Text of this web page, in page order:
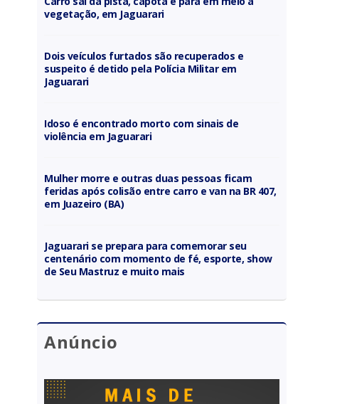
vegetação, em Jaguarari
Dois veículos furtados são recuperados e
suspeito é detido pela Polícia Militar em
Jaguarari
Idoso é encontrado morto com sinais de
violência em Jaguarari
Mulher morre e outras duas pessoas ficam
feridas após colisão entre carro e van na BR 407,
em Juazeiro (BA)
Jaguarari se prepara para comemorar seu
centenário com momento de fé, esporte, show
de Seu Mastruz e muito mais
Anúncio